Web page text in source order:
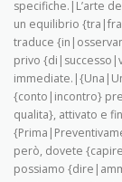
specifiche.|L’arte
un equilibrio
traduce
privo
{conto|incontro}
qualita}, attivato e
però, dovete
possiamo